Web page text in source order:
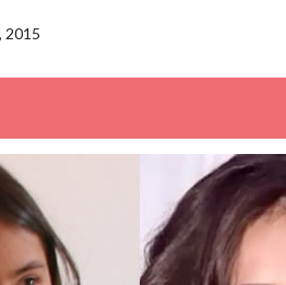
2015